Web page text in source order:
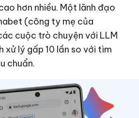
hơn nhiều. Một lãnh đạo
(công ty mẹ của
cuộc trò chuyện với LLM
xử lý gấp 10 lần so với tìm
chuẩn.